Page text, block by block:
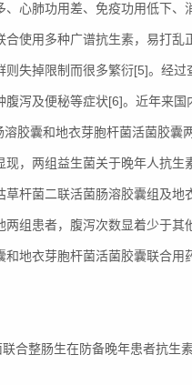
心肺功用差、免疫功用低下
使用多种广谱抗生素，易打
失掉限制而很多繁衍[5]。经
泻及便秘等症状[6]。近年来
胶囊和地衣芽胞杆菌活菌胶
，两组益生菌关于晚年人抗
杆菌二联活菌肠溶胶囊组及
组患者，腹泻次数显着少于其
地衣芽胞杆菌活菌胶囊联合
合整肠生在防备晚年患者抗生